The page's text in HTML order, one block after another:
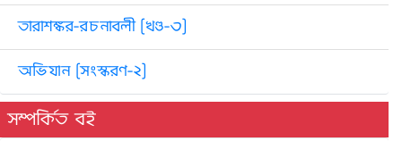
তারাশঙ্কর-রচনাবলী [খণ্ড-৩]
অভিযান [সংস্করণ-২]
সম্পর্কিত বই